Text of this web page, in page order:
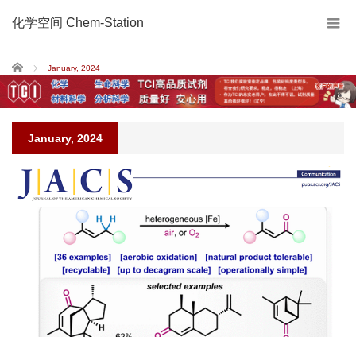
化学空间 Chem-Station
Home January, 2024
January, 2024